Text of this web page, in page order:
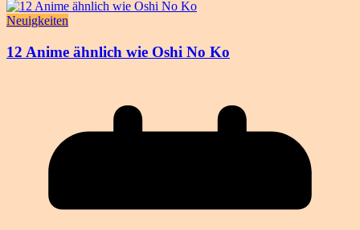
Neuigkeiten
12 Anime ähnlich wie Oshi No Ko